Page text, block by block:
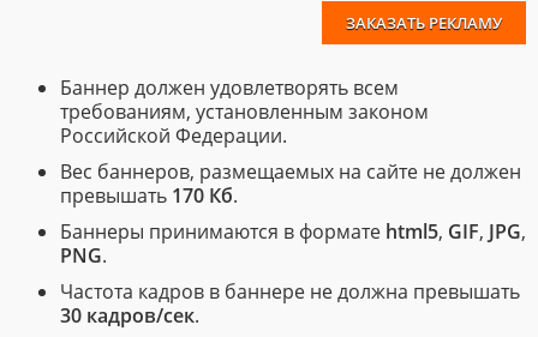
ЗАКАЗАТЬ РЕКЛАМУ
Баннер должен удовлетворять всем
требованиям, установленным законом
Российской Федерации.
Вес баннеров, размещаемых на сайте не должен
превышать 170 Кб.
Баннеры принимаются в формате html5, GIF, JPG,
PNG.
Частота кадров в баннере не должна превышать
30 кадров/сек.